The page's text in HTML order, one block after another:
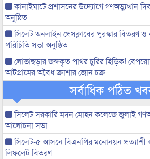
কানাইঘাটে প্রশাসনের উদ্যোগে গণঅভ্যুত্থান
অনুষ্ঠিত
সিলেট অনলাইন প্রেসক্লাবের পুরস্কার বিতরণ
পরিচিতি সভা অনুষ্ঠিত
লোভাছড়ার জব্দকৃত পাথর চুরির হিড়িক!
আটগ্রামের অবৈধ ক্রাশার জোন চক্র
সর্বাধিক পঠিত
সিলেট সরকারি মদন মোহন কলেজে জুলাই
আলোচনা সভা
সিলেট-৫ আসনে বিএনপির মনোনয়ন
লিফলেট বিতরণ